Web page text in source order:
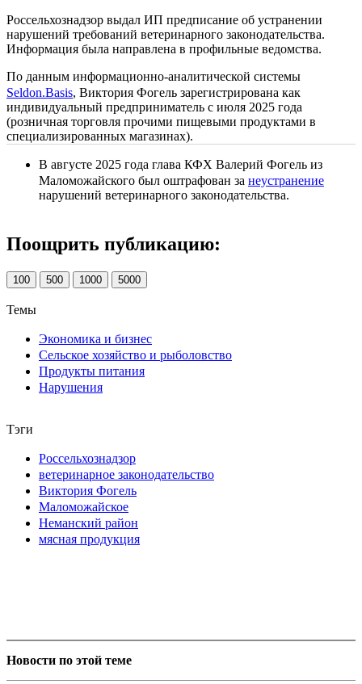
Россельхознадзор выдал ИП предписание об устранении
нарушений требований ветеринарного законодательства.
Информация была направлена в профильные ведомства.
По данным информационно-аналитической системы
Seldon.Basis, Виктория Фогель зарегистрирована как
индивидуальный предприниматель с июля 2025 года
(розничная торговля прочими пищевыми продуктами в
специализированных магазинах).
В августе 2025 года глава КФХ Валерий Фогель из
Маломожайского был оштрафован за неустранение
нарушений ветеринарного законодательства.
Поощрить публикацию:
100 500 1000 5000
Темы
Экономика и бизнес
Сельское хозяйство и рыболовство
Продукты питания
Нарушения
Тэги
Россельхознадзор
ветеринарное законодательство
Виктория Фогель
Маломожайское
Неманский район
мясная продукция
Новости по этой теме